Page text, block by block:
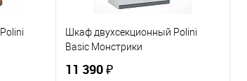
Шкаф двухсекционный Polini
Basic Монстрики
11 390 ₽